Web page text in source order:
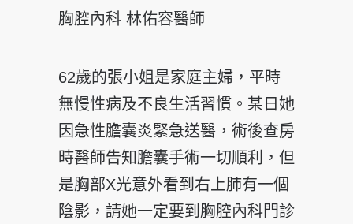
胸腔內科 林佑容醫師
62歲的張小姐是家庭主婦，平時
無慢性病及不良生活習慣。某日她
因急性膽囊炎緊急送醫，術後查房
時醫師告知膽囊手術一切順利，但
是胸部X光意外看到右上肺有一個
陰影，請她一定要到胸腔內科門診